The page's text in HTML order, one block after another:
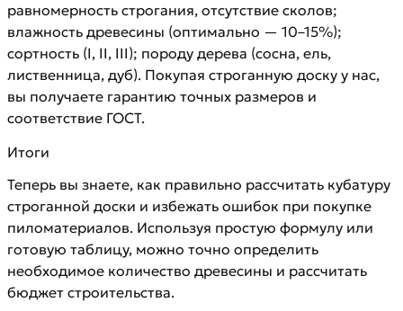
равномерность строгания, отсутствие сколов;
влажность древесины (оптимально — 10–15%);
сортность (I, II, III); породу дерева (сосна, ель,
лиственница, дуб). Покупая строганную доску у нас,
вы получаете гарантию точных размеров и
соответствие ГОСТ.
Итоги
Теперь вы знаете, как правильно рассчитать кубатуру
строганной доски и избежать ошибок при покупке
пиломатериалов. Используя простую формулу или
готовую таблицу, можно точно определить
необходимое количество древесины и рассчитать
бюджет строительства.